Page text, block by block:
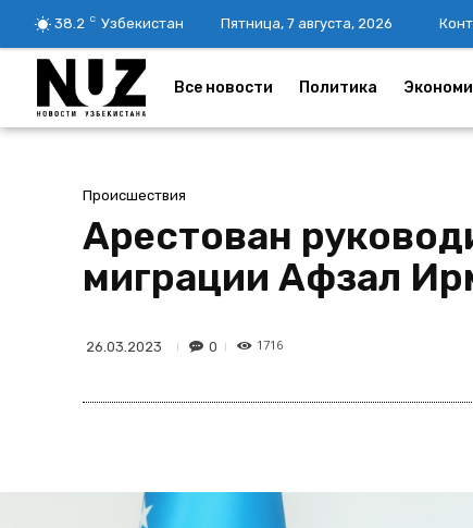
38.2 C Узбекистан Пятница, 7 августа, 2026
Все новости Политика
Происшествия
Арестован
миграции Афзал
26.03.2023 0 1716